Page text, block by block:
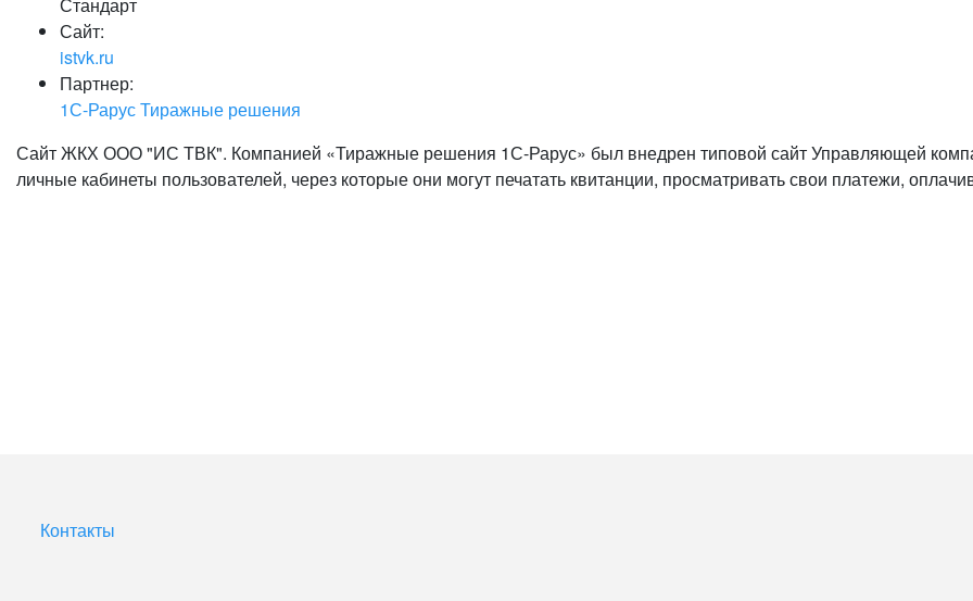
Сайт:
istvk.ru
Партнер:
1С-Рарус Тиражные решения
Сайт ЖКХ ООО "ИС ТВК". Компанией «Тиражные решения 1С-Рарус» был внедрен типовой сайт Управляющей
личные кабинеты пользователей, через которые они могут печатать квитанции, просматривать свои платежи,
Контакты